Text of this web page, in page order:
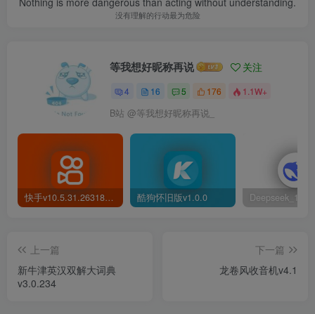
没有理解的行动最为危险
等我想好昵称再说 关注
4 16 5 176 1.1W+
B站 @等我想好昵称再说_
快手v10.5.31.26318官方精简版 酷狗怀旧版v1.0.0 Deepseek_1.5.5
上一篇
新牛津英汉双解大词典
v3.0.234
下一篇
龙卷风收音机v4.1